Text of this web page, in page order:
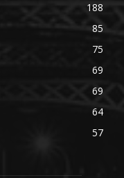
188
85
75
69
69
64
57